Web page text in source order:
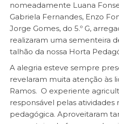
nomeadamente Luana
Gabriela Fernandes, Enzo
Jorge Gomes, do 5.º G,
realizaram uma sementeira
talhão da nossa Horta
A alegria esteve sempre
revelaram muita atenção às
Ramos. O experiente
responsável pelas atividades
pedagógica. Aproveitaram